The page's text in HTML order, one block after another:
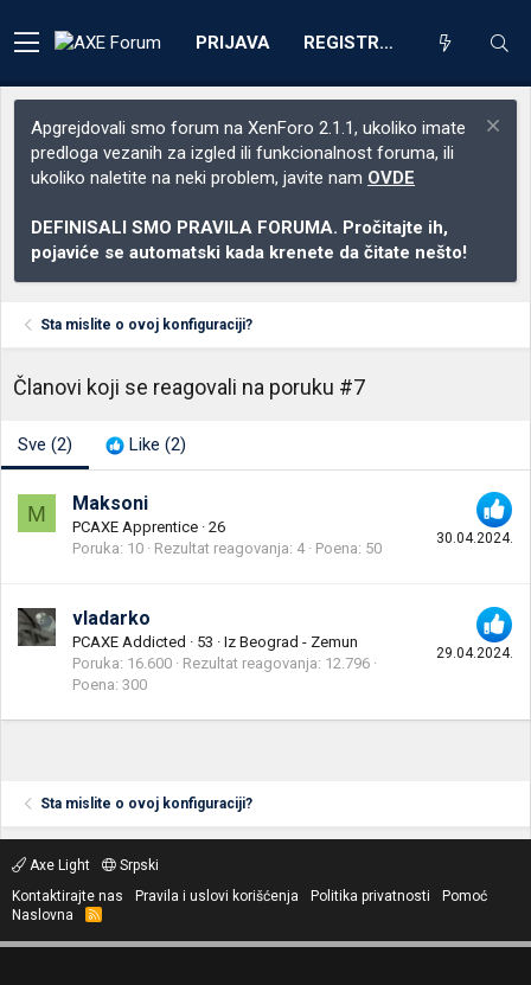
PRIJAVA REGISTRACIJA
Apgrejdovali smo forum na XenForo 2.1.1, ukoliko imate
predloga vezanih za izgled ili funkcionalnost foruma, ili
ukoliko naletite na neki problem, javite nam OVDE
DEFINISALI SMO PRAVILA FORUMA. Pročitajte ih,
pojaviće se automatski kada krenete da čitate nešto!
Sta mislite o ovoj konfiguraciji?
Članovi koji se reagovali na poruku #7
Sve (2) Like (2)
M
30.04.2024.
Maksoni
PCAXE Apprentice · 26
Poruka 10 Rezultat reagovanja 4 Poena 50
29.04.2024.
vladarko
PCAXE Addicted · 53 · Iz Beograd - Zemun
Poruka 16.600 Rezultat reagovanja 12.796
Poena 300
Sta mislite o ovoj konfiguraciji?
Axe Light
Srpski
Kontaktirajte nas
Pravila i uslovi korišćenja Politika privatnosti
Pomoć
Naslovna
R
S